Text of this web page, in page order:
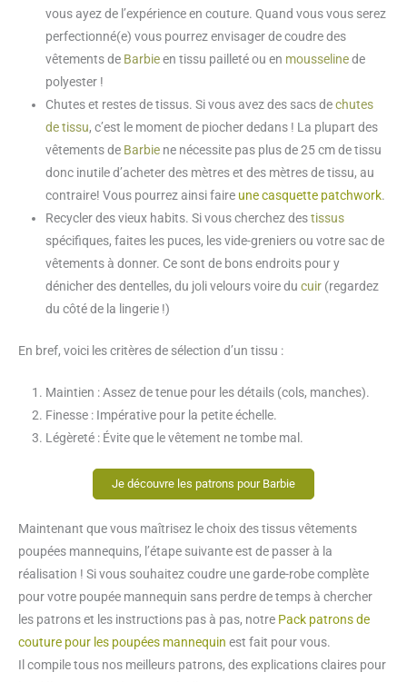
vous ayez de l’expérience en couture. Quand vous vous serez
perfectionné(e) vous pourrez envisager de coudre des
vêtements de Barbieen tissu pailleté ou en mousselinede
polyester !
Chutes et restes de tissus. Si vous avez des sacs dechutes
de tissu, c’est le moment de piocher dedans ! La plupart des
vêtements de Barbie ne nécessite pas plus de 25 cm de tissu
donc inutile d’acheter des mètres et des mètres de tissu, au
contraire! Vous pourrez ainsi faire une casquette patchwork.
Recycler des vieux habits. Si vous cherchez destissus
spécifiques, faites les puces, les vide-greniers ou votre sac de
vêtements à donner. Ce sont de bons endroits pour y
dénicher des dentelles, du joli velours voire du cuir (regardez
du côté de la lingerie !)
En bref, voici les critères de sélection d’un tissu :
Maintien : Assez de tenue pour les détails (cols, manches).
Finesse : Impérative pour la petite échelle.
Légèreté : Évite que le vêtement ne tombe mal.
Je découvre les patrons pour Barbie
Maintenant que vous maîtrisez le choix des tissus vêtements
poupées mannequins, l’étape suivante est de passer à la
réalisation ! Si vous souhaitez coudre une garde-robe complète
pour votre poupée mannequin sans perdre de temps à chercher
les patrons et les instructions pas à pas, notre Pack patrons de
couture pour les poupées mannequin est fait pour vous.
Il compile tous nos meilleurs patrons, des explications claires pour